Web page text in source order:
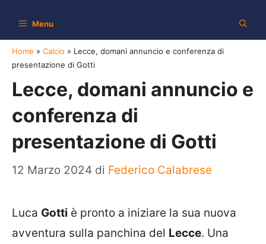
Menu
Home » Calcio » Lecce, domani annuncio e conferenza di
presentazione di Gotti
Lecce, domani annuncio e
conferenza di
presentazione di Gotti
12 Marzo 2024 di Federico Calabrese
Luca Gotti è pronto a iniziare la sua nuova
avventura sulla panchina del Lecce. Una